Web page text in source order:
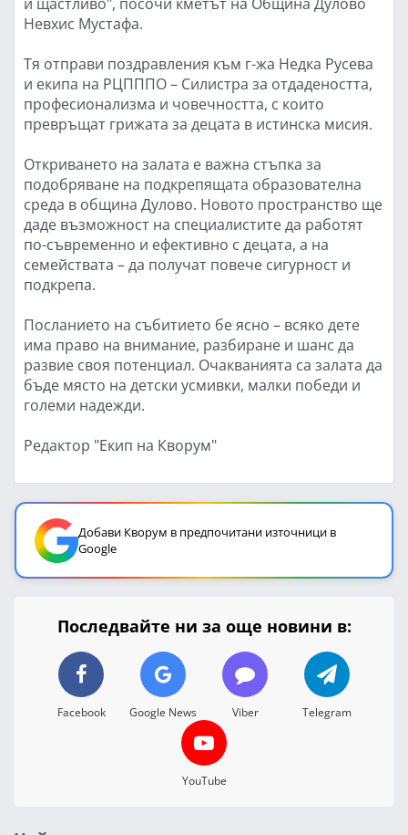
Невхис Мустафа.
Тя отправи поздравления към г-жа Недка Русева
и екипа на РЦПППО – Силистра за отдадеността,
професионализма и човечността, с които
превръщат грижата за децата в истинска мисия.
Откриването на залата е важна стъпка за
подобряване на подкрепящата образователна
среда в община Дулово. Новото пространство ще
даде възможност на специалистите да работят
по-съвременно и ефективно с децата, а на
семействата – да получат повече сигурност и
подкрепа.
Посланието на събитието бе ясно – всяко дете
има право на внимание, разбиране и шанс да
развие своя потенциал. Очакванията са залата да
бъде място на детски усмивки, малки победи и
големи надежди.
Редактор "Екип на Кворум"
Добави Кворум в предпочитани източници в
Google
Последвайте ни за още новини в:
Facebook Google News Viber Telegram
YouTube